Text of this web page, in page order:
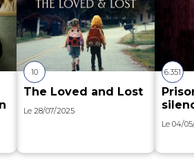
10
The Loved and Lost
Le 28/07/2025
6.351
Le 04/